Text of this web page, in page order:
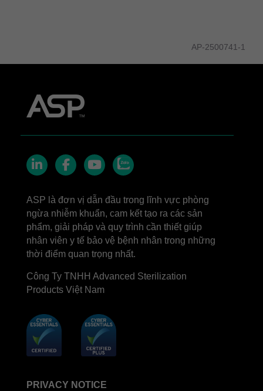
AP-2500741-1
Zalo
ASP là đơn vị dẫn đầu trong lĩnh vực phòng
ngừa nhiễm khuẩn, cam kết tạo ra các sản
phẩm, giải pháp và quy trình cần thiết giúp
nhân viên y tế bảo vệ bệnh nhân trong những
thời điểm quan trọng nhất.
Công Ty TNHH Advanced Sterilization
Products Việt Nam
PRIVACY NOTICE